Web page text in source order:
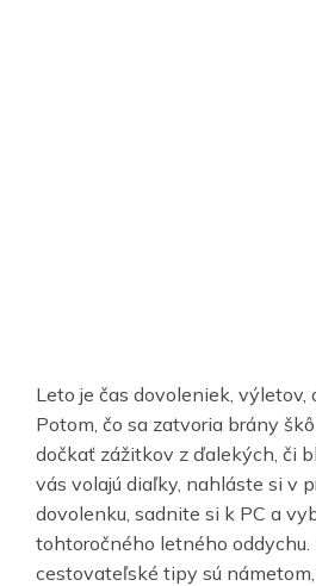
Leto je čas dovoleniek, výletov,
Potom, čo sa zatvoria brány
dočkať zážitkov z ďalekých, či
vás volajú diaľky, nahláste si v
dovolenku, sadnite si k PC a
tohtoročného letného oddychu.
cestovateľské tipy sú